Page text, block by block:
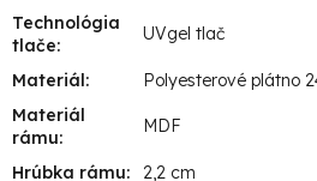
Technológia
tlače:
UVgel tlač
Materiál:
Polyesterové plátno
Materiál
rámu:
MDF
Hrúbka rámu: 2,2 cm